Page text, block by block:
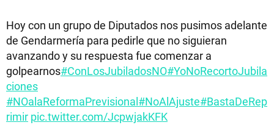
Hoy con un grupo de Diputados nos pusimos adelante
de Gendarmería para pedirle que no siguieran
avanzando y su respuesta fue comenzar a
golpearnos#ConLosJubiladosNO#YoNoRecortoJubila
ciones
#NOalaReformaPrevisional#NoAlAjuste#BastaDeRep
rimir pic.twitter.com/JcpwjakKFK